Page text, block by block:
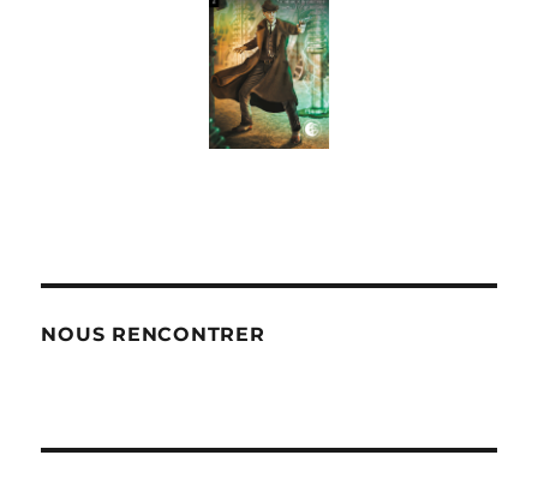
NOUS RENCONTRER